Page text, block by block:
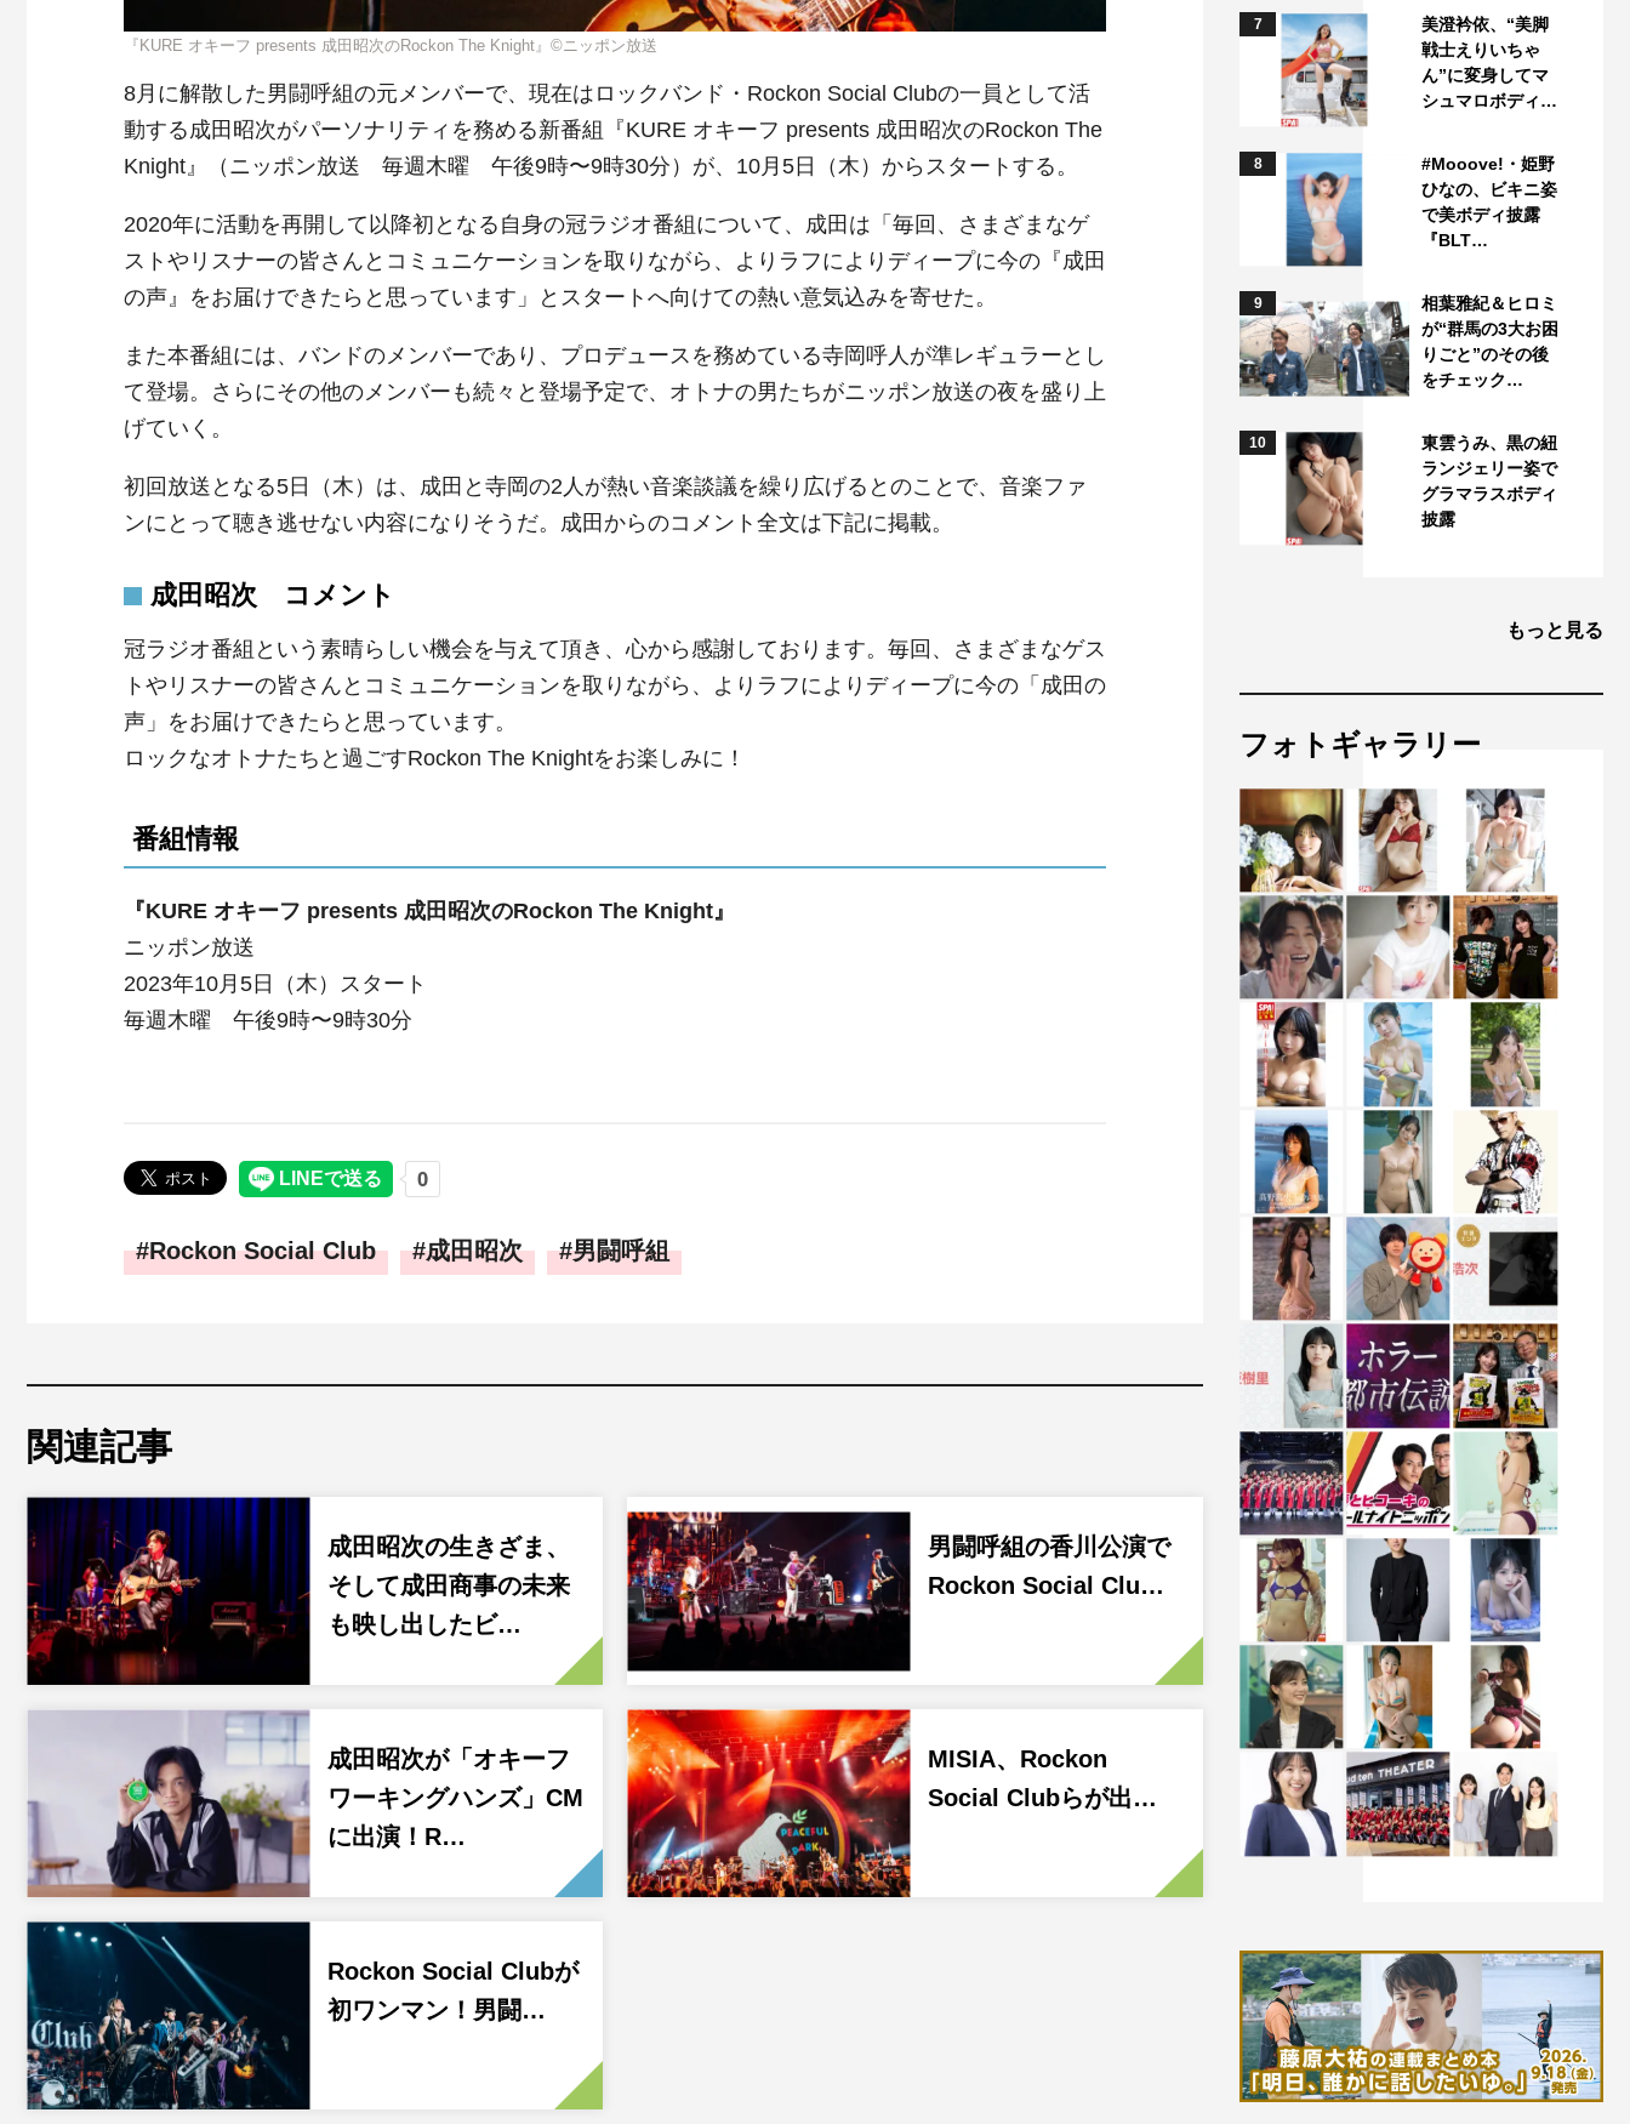
『KURE オキーフ presents 成田昭次のRockon The Knight』©ニッポン放送
8月に解散した男闘呼組の元メンバーで、現在はロックバンド・Rockon Social Clubの一員として活
動する成田昭次がパーソナリティを務める新番組『KURE オキーフ presents 成田昭次のRockon The
Knight』（ニッポン放送 毎週木曜 午後9時〜9時30分）が、10月5日（木）からスタートする。
2020年に活動を再開して以降初となる自身の冠ラジオ番組について、成田は「毎回、さまざまなゲ
ストやリスナーの皆さんとコミュニケーションを取りながら、よりラフによりディープに今の『成田
の声』をお届けできたらと思っています」とスタートへ向けての熱い意気込みを寄せた。
また本番組には、バンドのメンバーであり、プロデュースを務めている寺岡呼人が準レギュラーとし
て登場。さらにその他のメンバーも続々と登場予定で、オトナの男たちがニッポン放送の夜を盛り上
げていく。
初回放送となる5日（木）は、成田と寺岡の2人が熱い音楽談議を繰り広げるとのことで、音楽ファ
ンにとって聴き逃せない内容になりそうだ。成田からのコメント全文は下記に掲載。
成田昭次 コメント
冠ラジオ番組という素晴らしい機会を与えて頂き、心から感謝しております。毎回、さまざまなゲス
トやリスナーの皆さんとコミュニケーションを取りながら、よりラフによりディープに今の「成田の
声」をお届けできたらと思っています。
ロックなオトナたちと過ごすRockon The Knightをお楽しみに！
番組情報
『KURE オキーフ presents 成田昭次のRockon The Knight』
ニッポン放送
2023年10月5日（木）スタート
毎週木曜 午後9時〜9時30分
Rockon Social Club 成田昭次 男闘呼組
関連記事
成田昭次の生きざま、
そして成田商事の未来
も映し出したビ…
男闘呼組の香川公演で
Rockon Social Clu…
成田昭次が「オキーフ
ワーキングハンズ」CM
に出演！R…
MISIA、Rockon
Social Clubらが出…
Rockon Social Clubが
初ワンマン！男闘…
7
美澄衿依、“美脚
戦士えりいちゃ
ん”に変身してマ
シュマロボディ…
8
#Mooove!・姫野
ひなの、ビキニ姿
で美ボディ披露
『BLT…
9
相葉雅紀＆ヒロミ
が“群馬の3大お困
りごと”のその後
をチェック…
10
東雲うみ、黒の紐
ランジェリー姿で
グラマラスボディ
披露
もっと見る
フォトギャラリー